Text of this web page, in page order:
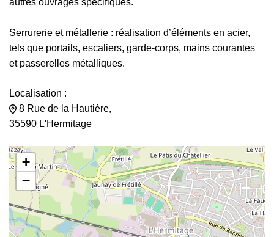
autres ouvrages spécifiques.
Serrurerie et métallerie : réalisation d’éléments en acier,
tels que portails, escaliers, garde-corps, mains courantes
et passerelles métalliques.
Localisation :
8 Rue de la Hautière,
35590 L'Hermitage
+
−